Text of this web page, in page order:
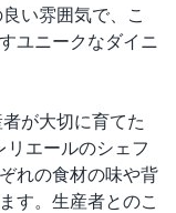
い雰囲気で、こ
ユニークなダイニ
が大切に育てた
エールのシェフ
れの食材の味や背
す。生産者とのこ